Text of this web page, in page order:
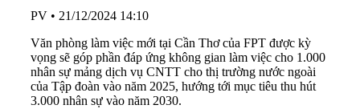
PV • 21/12/2024 14:10
Văn phòng làm việc mới tại Cần Thơ của FPT được kỳ
vọng sẽ góp phần đáp ứng không gian làm việc cho 1.000
nhân sự mảng dịch vụ CNTT cho thị trường nước ngoài
của Tập đoàn vào năm 2025, hướng tới mục tiêu thu hút
3.000 nhân sự vào năm 2030.